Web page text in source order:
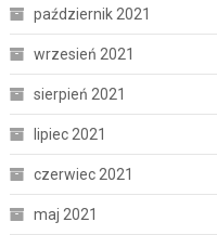
październik 2021
wrzesień 2021
sierpień 2021
lipiec 2021
czerwiec 2021
maj 2021